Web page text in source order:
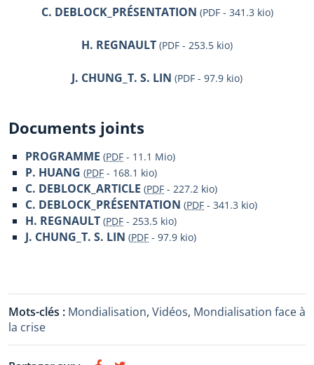
C. DEBLOCK_PRÉSENTATION (PDF - 341.3 kio)
H. REGNAULT (PDF - 253.5 kio)
J. CHUNG_T. S. LIN (PDF - 97.9 kio)
Documents joints
PROGRAMME (PDF - 11.1 Mio)
P. HUANG (PDF - 168.1 kio)
C. DEBLOCK_ARTICLE (PDF - 227.2 kio)
C. DEBLOCK_PRÉSENTATION (PDF - 341.3 kio)
H. REGNAULT (PDF - 253.5 kio)
J. CHUNG_T. S. LIN (PDF - 97.9 kio)
Mots-clés : Mondialisation, Vidéos, Mondialisation face à
la crise